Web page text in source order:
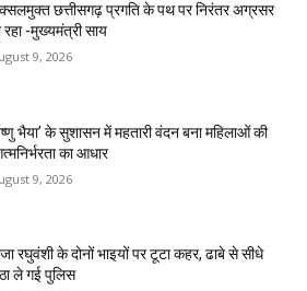
छत्तीसगढ़ प्रगति के पथ पर निरंतर अग्रसर
रहा -मुख्यमंत्री साय
9, 2026
भैया’ के सुशासन में महतारी वंदन बना महिलाओं की
का आधार
9, 2026
रघुवंशी के दोनों भाइयों पर टूटा कहर, ढाबे से सीधे
ले गई पुलिस